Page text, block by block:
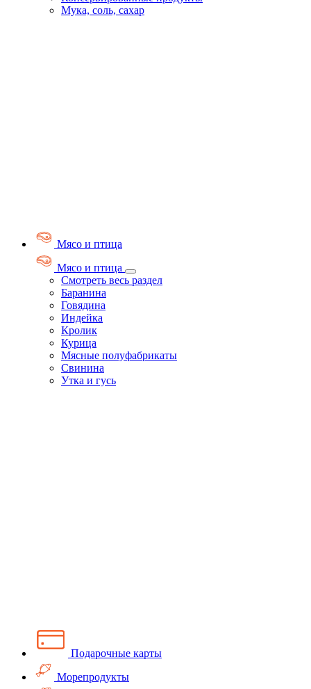
Мука, соль, сахар
Мясо и птица
Мясо и птица
Смотреть весь раздел
Баранина
Говядина
Индейка
Кролик
Курица
Мясные полуфабрикаты
Свинина
Утка и гусь
Подарочные карты
Морепродукты